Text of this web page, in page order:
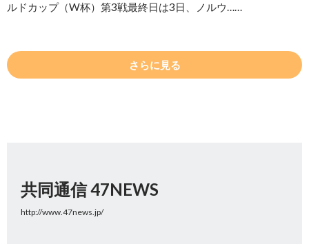
ルドカップ（W杯）第3戦最終日は3日、ノルウ……
さらに見る
共同通信 47NEWS
http://www.47news.jp/